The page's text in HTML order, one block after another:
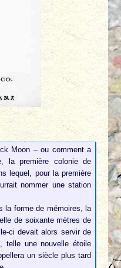
Moon – ou comment a
la première colonie de
lequel, pour la première
nommer une station
la forme de mémoires, la
de soixante mètres de
ci devait alors servir de
telle une nouvelle étoile
un siècle plus tard